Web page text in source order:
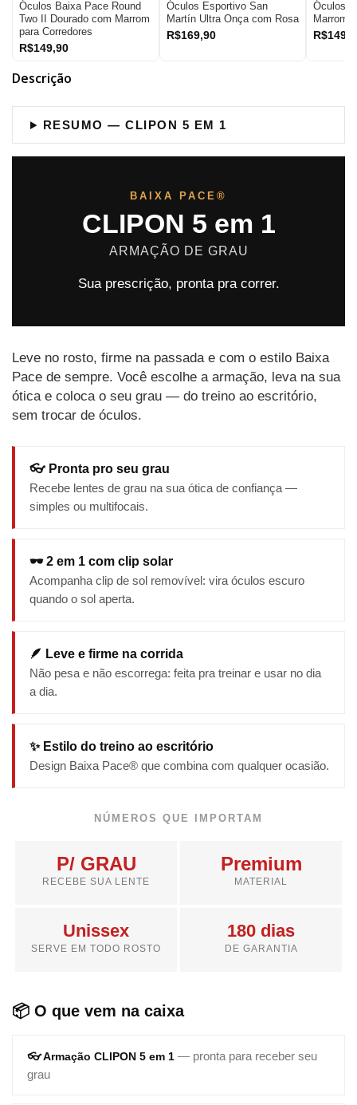
Óculos Baixa Pace Round
Two II Dourado com Marrom
para Corredores
R$149,90
Óculos Esportivo San
Martín Ultra Onça com Rosa
R$169,90
Óculos
Marrom
Descrição
RESUMO — CLIPON 5 EM 1
BAIXA PACE®
CLIPON 5 em 1
ARMAÇÃO DE GRAU
Sua prescrição, pronta pra correr.
Leve no rosto, firme na passada e com o estilo Baixa
Pace de sempre. Você escolhe a armação, leva na sua
ótica e coloca o seu grau — do treino ao escritório,
sem trocar de óculos.
👓 Pronta pro seu grau
Recebe lentes de grau na sua ótica de confiança —
simples ou multifocais.
🕶️ 2 em 1 com clip solar
Acompanha clip de sol removível: vira óculos escuro
quando o sol aperta.
🪶 Leve e firme na corrida
Não pesa e não escorrega: feita pra treinar e usar no dia
a dia.
✨ Estilo do treino ao escritório
Design Baixa Pace® que combina com qualquer ocasião.
NÚMEROS QUE IMPORTAM
P/ GRAU
RECEBE SUA LENTE
Premium
MATERIAL
Unissex
SERVE EM TODO ROSTO
180 dias
DE GARANTIA
📦 O que vem na caixa
👓 Armação CLIPON 5 em 1 — pronta para receber seu
grau